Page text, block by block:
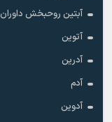
آبتین روحبخش داوران
آتوین
آدرین
آدم
آدوین